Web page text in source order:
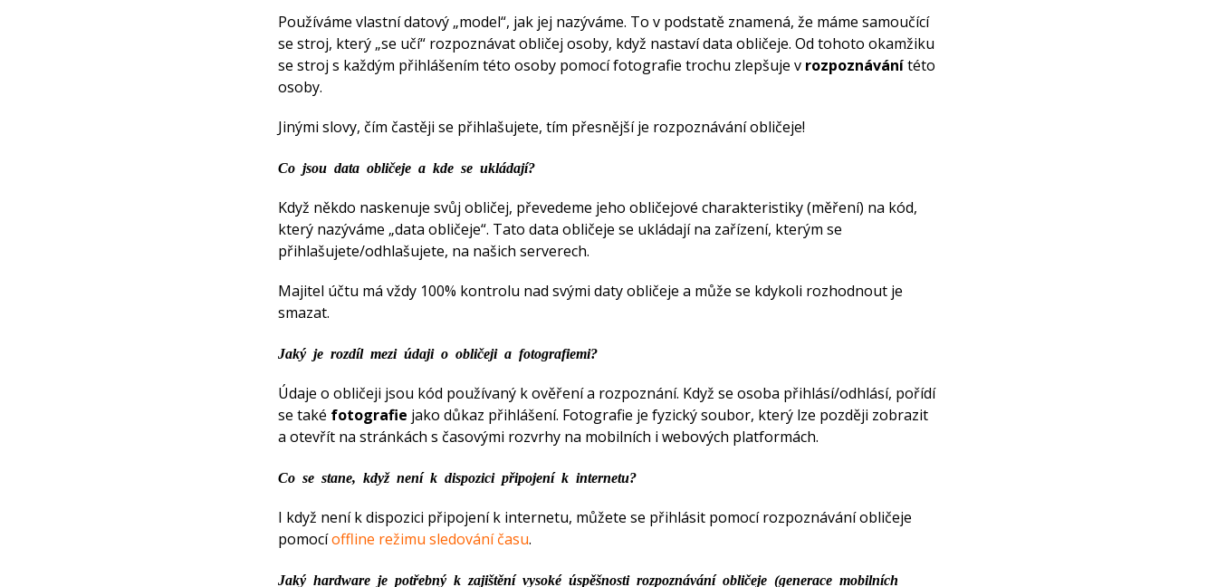
Používáme vlastní datový „model“, jak jej nazýváme. To v podstatě znamená, že máme samoučící
se stroj, který „se učí“ rozpoznávat obličej osoby, když nastaví data obličeje. Od tohoto okamžiku
se stroj s každým přihlášením této osoby pomocí fotografie trochu zlepšuje v rozpoznávánítéto
osoby.
Jinými slovy, čím častěji se přihlašujete, tím přesnější je rozpoznávání obličeje!
Co jsou data obličeje a kde se ukládají?
Když někdo naskenuje svůj obličej, převedeme jeho obličejové charakteristiky (měření) na kód,
který nazýváme „data obličeje“. Tato data obličeje se ukládají na zařízení, kterým se
přihlašujete/odhlašujete, na našich serverech.
Majitel účtu má vždy 100% kontrolu nad svými daty obličeje a může se kdykoli rozhodnout je
smazat.
Jaký je rozdíl mezi údaji o obličeji a fotografiemi?
Údaje o obličeji jsou kód používaný k ověření a rozpoznání. Když se osoba přihlásí/odhlásí, pořídí
se také fotografie jako důkaz přihlášení. Fotografie je fyzický soubor, který lze později zobrazit
a otevřít na stránkách s časovými rozvrhy na mobilních i webových platformách.
Co se stane, když není k dispozici připojení k internetu?
I když není k dispozici připojení k internetu, můžete se přihlásit pomocí rozpoznávání obličeje
pomocíoffline režimu sledování času.
Jaký hardware je potřebný k zajištění vysoké úspěšnosti rozpoznávání obličeje (generace mobilních